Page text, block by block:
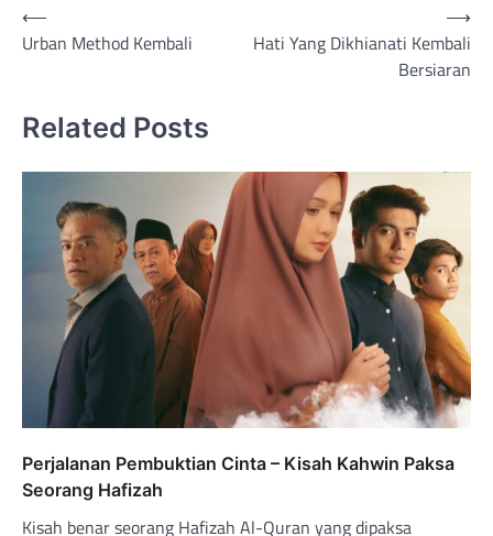
Post
navigation
⟵
Urban Method Kembali
Hati Yang Dikhianati Kembali
Bersiaran
⟶
Related Posts
Perjalanan Pembuktian Cinta – Kisah Kahwin Paksa
Seorang Hafizah
Kisah benar seorang Hafizah Al-Quran yang dipaksa